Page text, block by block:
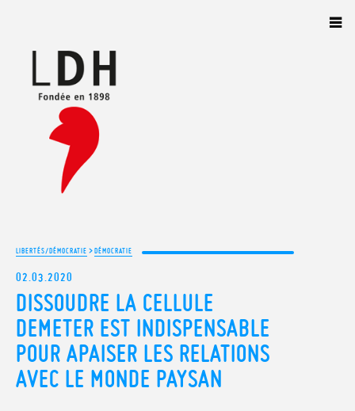
LIBERTÉS/DÉMOCRATIE >DÉMOCRATIE
02.03.2020
DISSOUDRE LA CELLULE
DEMETER EST INDISPENSABLE
POUR APAISER LES RELATIONS
AVEC LE MONDE PAYSAN